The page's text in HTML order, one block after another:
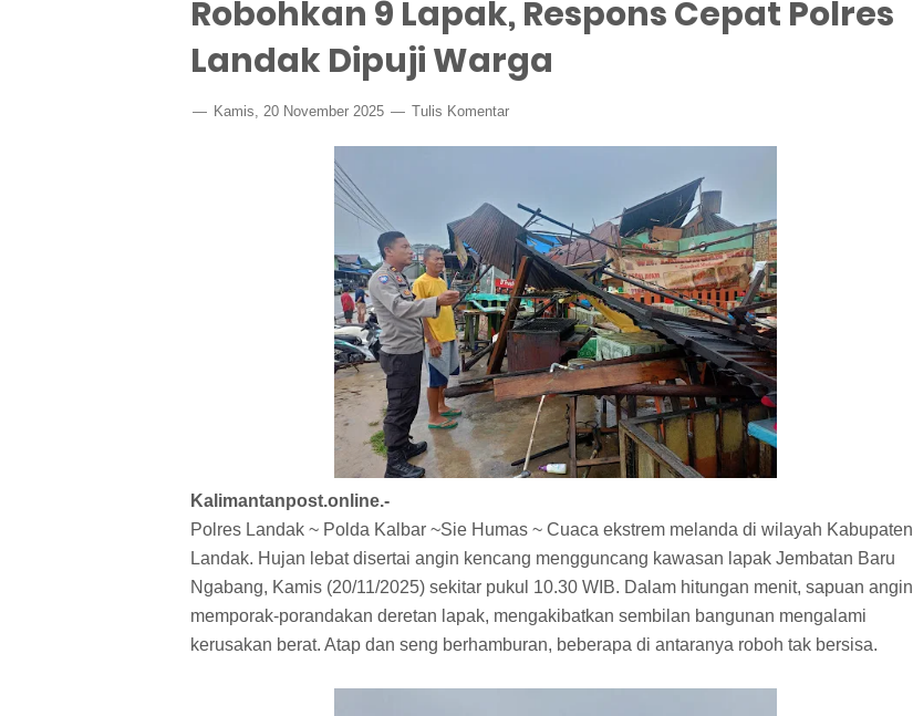
Robohkan 9 Lapak, Respons Cepat Polres
Landak Dipuji Warga
Kamis, 20 November 2025 Tulis Komentar
Kalimantanpost.online.-
Polres Landak ~ Polda Kalbar ~Sie Humas ~ Cuaca ekstrem melanda di wilayah Kabupaten
Landak. Hujan lebat disertai angin kencang mengguncang kawasan lapak Jembatan Baru
Ngabang, Kamis (20/11/2025) sekitar pukul 10.30 WIB. Dalam hitungan menit, sapuan angin
memporak-porandakan deretan lapak, mengakibatkan sembilan bangunan mengalami
kerusakan berat. Atap dan seng berhamburan, beberapa di antaranya roboh tak bersisa.